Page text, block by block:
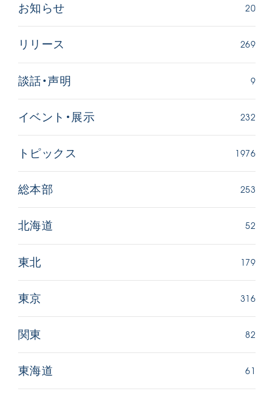
2026.08.06
SDGs 平和 動画
証言
お知らせ 20
リリース 269
談話・声明 9
イベント・展示 232
トピックス 1976
総本部 253
北海道 52
東北 179
東京 316
関東 82
東海道 61